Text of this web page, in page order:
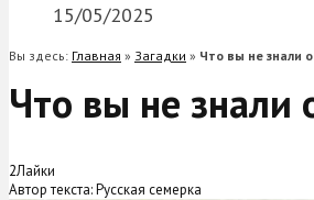
15/05/2025
Вы здесь: Главная » Загадки » Что вы не знали
Что вы не знали
2Лайки
Автор текста: Русская семерка